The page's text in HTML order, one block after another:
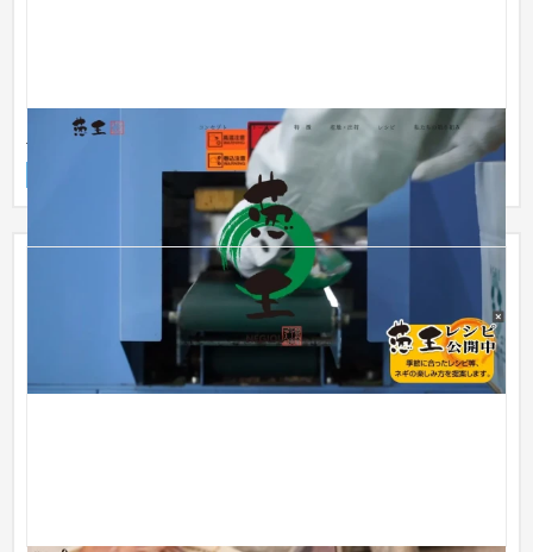
農業法人様ブランドサイト制作
農園・農業